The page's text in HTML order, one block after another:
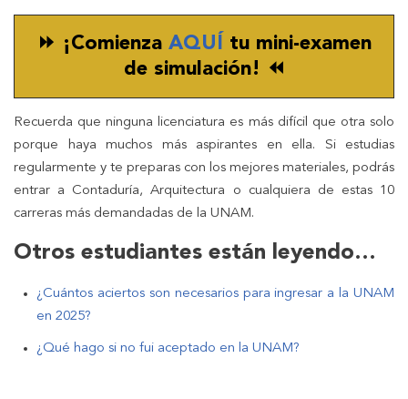
⏩ ¡Comienza AQUÍ tu mini-examen
de simulación! ⏪
Recuerda que ninguna licenciatura es más difícil que otra solo
porque haya muchos más aspirantes en ella. Si estudias
regularmente y te preparas con los mejores materiales, podrás
entrar a Contaduría, Arquitectura o cualquiera de estas 10
carreras más demandadas de la UNAM.
Otros estudiantes están leyendo…
¿Cuántos aciertos son necesarios para ingresar a la UNAM
en 2025?
¿Qué hago si no fui aceptado en la UNAM?